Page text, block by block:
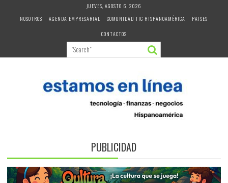
JUEVES, AGOSTO 6, 2026
NOSOTROS
AGENDA EMPRESARIAL COMUNIDAD TIC HISPANOAMÉRICA
PAISES
CONTACTOS
PUBLICIDAD